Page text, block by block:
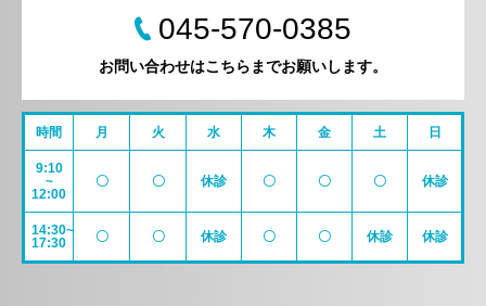
045-570-0385
お問い合わせはこちらまでお願いします。
時間 月 火 水 木 金 土 日
9:10
~
12:00
〇 〇 休診 〇 〇 〇 休診
14:30~
17:30
〇 〇 休診 〇 〇 休診 休診